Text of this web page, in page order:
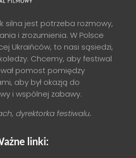
silna jest potrzeba rozmowy,
i zrozumienia. W Polsce
Ukraińców, to nasi sąsiedzi,
Chcemy, aby festiwal
pomost pomiędzy
aby był okazją do
i wspólnej zabawy.
dyrektorka festiwalu.
linki: